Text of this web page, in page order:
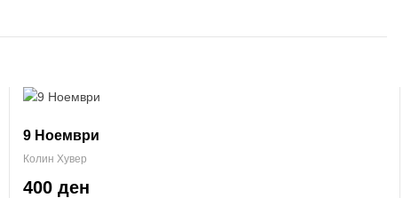
9 Ноември
Колин Хувер
400 ден